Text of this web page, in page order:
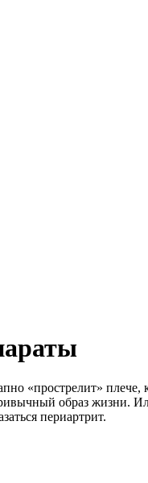
«прострелит» плече,
образ жизни.
периартрит.